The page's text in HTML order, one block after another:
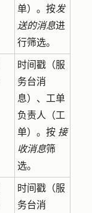
单）。按发
送的消息进
行筛选。
时间戳（服
务台消
息）、工单
负责人（工
单）。按 接
收消息筛
选。
时间戳（服
务台消